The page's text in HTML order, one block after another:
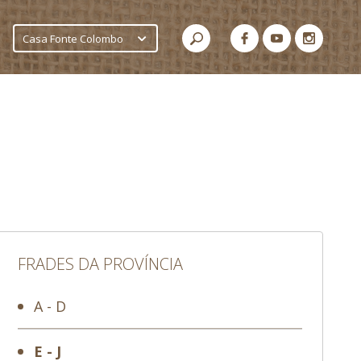
Casa Fonte Colombo
FRADES DA PROVÍNCIA
A - D
E - J